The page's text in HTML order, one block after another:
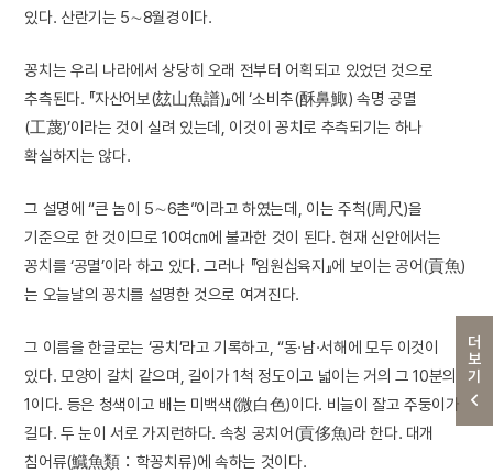
더보기
있다. 산란기는 5∼8월경이다.
꽁치는 우리 나라에서 상당히 오래 전부터 어획되고 있었던 것으로
추측된다. 『자산어보(玆山魚譜)』에 ‘소비추(酥鼻鯫) 속명 공멸
(工蔑)’이라는 것이 실려 있는데, 이것이 꽁치로 추측되기는 하나
확실하지는 않다.
그 설명에 “큰 놈이 5∼6촌”이라고 하였는데, 이는 주척(周尺)을
기준으로 한 것이므로 10여㎝에 불과한 것이 된다. 현재 신안에서는
꽁치를 ‘공멸’이라 하고 있다. 그러나 『임원십육지』에 보이는 공어(貢魚)
는 오늘날의 꽁치를 설명한 것으로 여겨진다.
그 이름을 한글로는 ‘공치’라고 기록하고, “동·남·서해에 모두 이것이
있다. 모양이 갈치 같으며, 길이가 1척 정도이고 넓이는 거의 그 10분의
1이다. 등은 청색이고 배는 미백색(微白色)이다. 비늘이 잘고 주둥이가
길다. 두 눈이 서로 가지런하다. 속칭 공치어(貢侈魚)라 한다. 대개
침어류(鱵魚類：학꽁치류)에 속하는 것이다.